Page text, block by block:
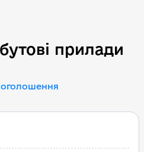
побутові
прилади